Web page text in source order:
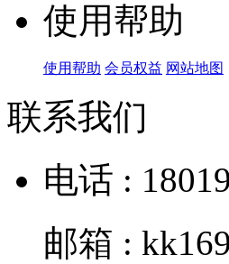
使用帮助
使用帮助 会员权益 网站地图
联系我们
电话 :
邮箱 :